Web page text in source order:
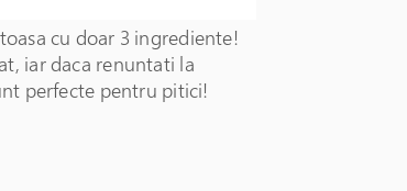
cu doar 3 ingrediente!
iar daca renuntati la
perfecte pentru pitici!